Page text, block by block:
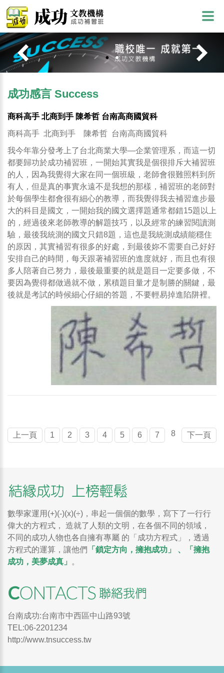
成功感言 Success
商科高手 北商到手 陳希哲 台南高商國貿科
商科高手 北商到手 陳希哲 台南高商國貿科
我今年靠分發考上了台北商業大學—企業管理系，而這一切
都要歸功於成功補習班，一開始其實我是個很排斥大補習班
的人，因為我覺得大家在同一個班級，老師會很難照料到所
有人，但是真的事實永遠不是我想的那樣，補習班的老師對
於每個學生都會很有細心的教導，而我覺得我去補習進步最
大的科目是國文，一開始我的國文選擇題通常都錯15題以上
的，經過後來老師教導的解題技巧，以及經常的練習閱讀測
驗，最後我統測的國文只錯8題，這也是我統測成績能穩住
的原因，其實補習有很多的好處，到最後妳不需要自己好好
安排自己的時間，每天跟著補習班的進度就好，而且也有很
多人陪著自己努力，最後最重要的就是題目一定要多做，不
要因為覺得都做過就不做，累積題目量才是制勝的關鍵，最
後就是考試的時候細心仔細的答題，不要輕易掉進陷阱裡。
上一頁 1 2 3 4 5 6 7 8 下一頁
數學家運用(+)(-)(x)(÷)，串起一個個的數學，寫下了一行行
偉大的方程式， 造就了人類的文明，在各個不同的領域，
不同的成功人物也各自擁有專屬 的「成功方程式」，透過
方程式的運算，讓他們
「鎖定方向，擁抱成功」 、「擁抱
成功，美夢成真」 。
台南成功:台南市中西區中山路93號
TEL:06-2201234
http://www.tnsuccess.tw